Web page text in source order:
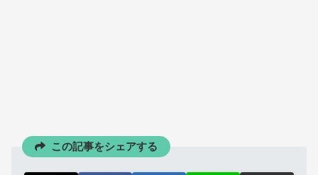
この記事をシェアする